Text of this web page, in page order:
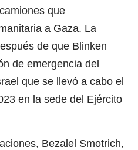
que
a Gaza. La
de que Blinken
de emergencia del
que se llevó a cabo el
en la sede del Ejército
Bezalel Smotrich,